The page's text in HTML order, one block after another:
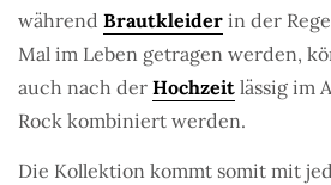
während Brautkleider in der
Mal im Leben getragen werden,
auch nach der Hochzeit lässig im
Rock kombiniert werden.
Die Kollektion kommt somit mit